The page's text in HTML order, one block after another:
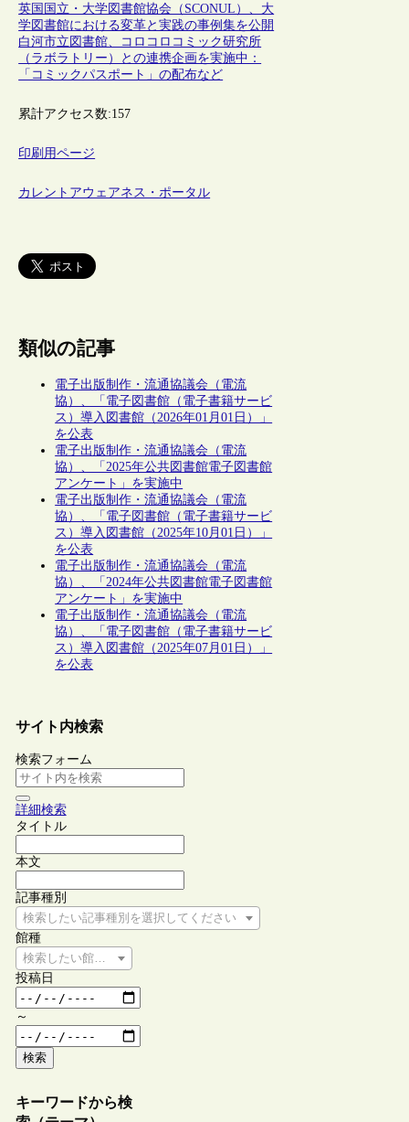
英国国立・大学図書館協会（SCONUL）、大
学図書館における変革と実践の事例集を公開
白河市立図書館、コロコロコミック研究所
（ラボラトリー）との連携企画を実施中：
「コミックパスポート」の配布など
累計アクセス数:157
印刷用ページ
カレントアウェアネス・ポータル
類似の記事
電子出版制作・流通協議会（電流
協）、「電子図書館（電子書籍サービ
ス）導入図書館（2026年01月01日）」
を公表
電子出版制作・流通協議会（電流
協）、「2025年公共図書館電子図書館
アンケート」を実施中
電子出版制作・流通協議会（電流
協）、「電子図書館（電子書籍サービ
ス）導入図書館（2025年10月01日）」
を公表
電子出版制作・流通協議会（電流
協）、「2024年公共図書館電子図書館
アンケート」を実施中
電子出版制作・流通協議会（電流
協）、「電子図書館（電子書籍サービ
ス）導入図書館（2025年07月01日）」
を公表
サイト内検索
検索フォーム
詳細検索
タイトル
本文
記事種別
検索したい記事種別を選択してください
館種
検索したい館種を選択してください
投稿日
～
検索
キーワードから検